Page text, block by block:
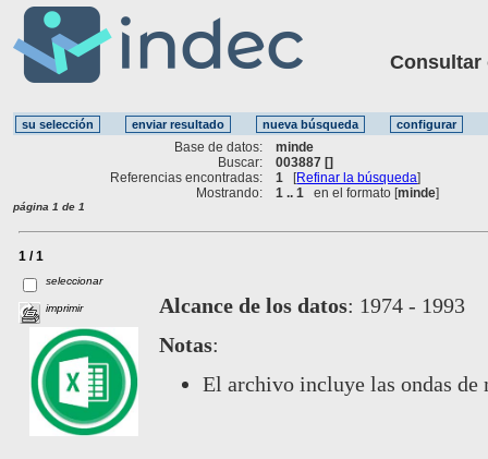
Consultar
Base de datos:
minde
Buscar:
003887 []
Referencias encontradas:
1 [Refinar la búsqueda]
Mostrando:
1 .. 1 en el formato [minde]
página 1 de 1
1 / 1
seleccionar
imprimir Alcance de los datos: 1974 - 1993
Notas:
El archivo incluye las ondas de